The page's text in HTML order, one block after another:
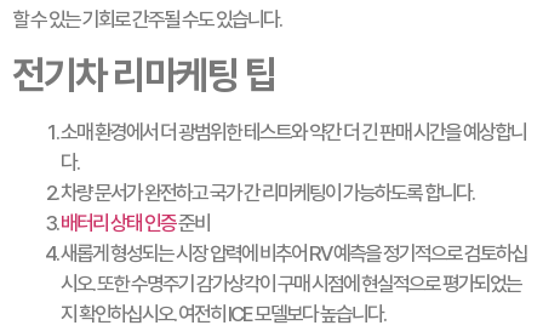
할 수 있는 기회로 간주될 수도 있습니다.
전기차 리마케팅 ​​팁
소매 환경에서 더 광범위한 테스트와 약간 더 긴 판매 시간을 예상합니
다.
차량 문서가 완전하고 국가 간 리마케팅이 가능하도록 합니다.
배터리 상태 인증준비
새롭게 형성되는 시장 압력에 비추어 RV 예측을 정기적으로 검토하십
시오. 또한 수명주기 감가상각이 구매 시점에 현실적으로 평가되었는
지 확인하십시오. 여전히 ICE 모델보다 높습니다.